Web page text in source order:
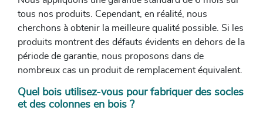
tous nos produits. Cependant, en réalité, nous
cherchons à obtenir la meilleure qualité possible. Si les
produits montrent des défauts évidents en dehors de la
période de garantie, nous proposons dans de
nombreux cas un produit de remplacement équivalent.
Quel bois utilisez-vous pour fabriquer des socles
et des colonnes en bois ?